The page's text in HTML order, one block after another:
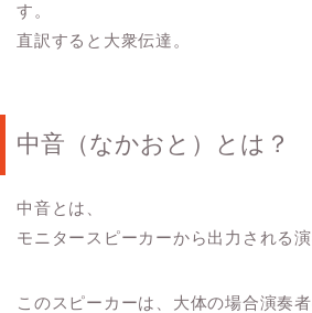
す。
直訳すると大衆伝達。
中音（なかおと）とは？
中音とは、
モニタースピーカーから出力される
このスピーカーは、大体の場合演奏